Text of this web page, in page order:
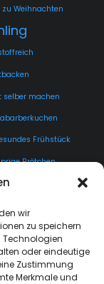
wir
zu speichern
oder eindeutige
Zustimmung
Merkmale und
zu Weihnachten
selber machen
Frühstück
Brötchen
Sauerteig
Sesam